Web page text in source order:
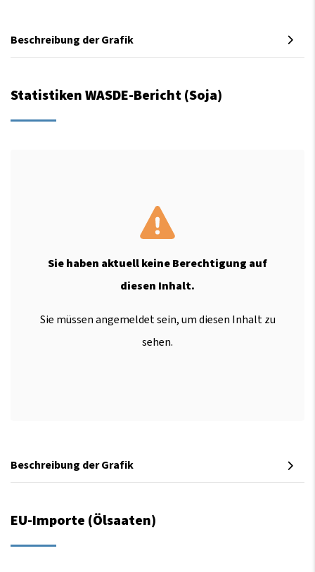
Beschreibung der Grafik
Statistiken WASDE-Bericht (Soja)
Sie haben aktuell keine Berechtigung auf
diesen Inhalt.
Sie müssen angemeldet sein, um diesen Inhalt zu
sehen.
Beschreibung der Grafik
EU-Importe (Ölsaaten)